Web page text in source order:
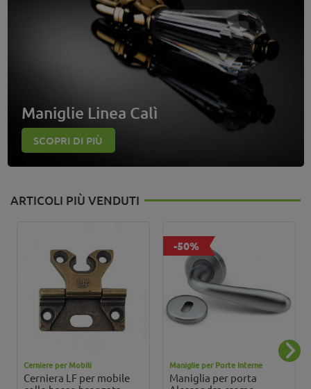
Maniglie Linea Calì
SCOPRI DI PIÙ
ARTICOLI PIÙ VENDUTI
Cerniere per Mobili
Cerniera LF per mobile
-50%
Maniglie per Porte Interne
Maniglia per porta